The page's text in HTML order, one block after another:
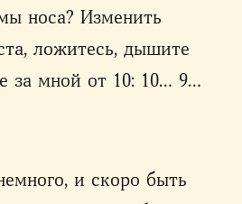
носа? Изменить
ложитесь, дышите
за мной от 10: 10… 9…
и скоро быть